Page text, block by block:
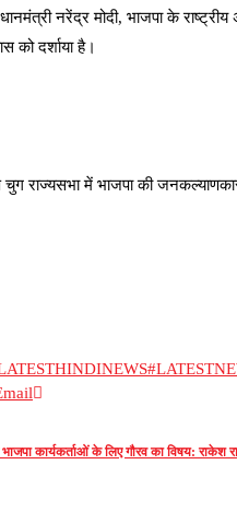
नरेंद्र मोदी, भाजपा के राष्ट्रीय
को दर्शाया है।
राज्यसभा में भाजपा की
कार्यकर्ताओं के लिए गौरव का विषय: राकेश